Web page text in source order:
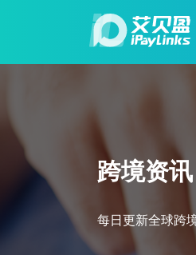
跨境资讯
每日更新全球跨